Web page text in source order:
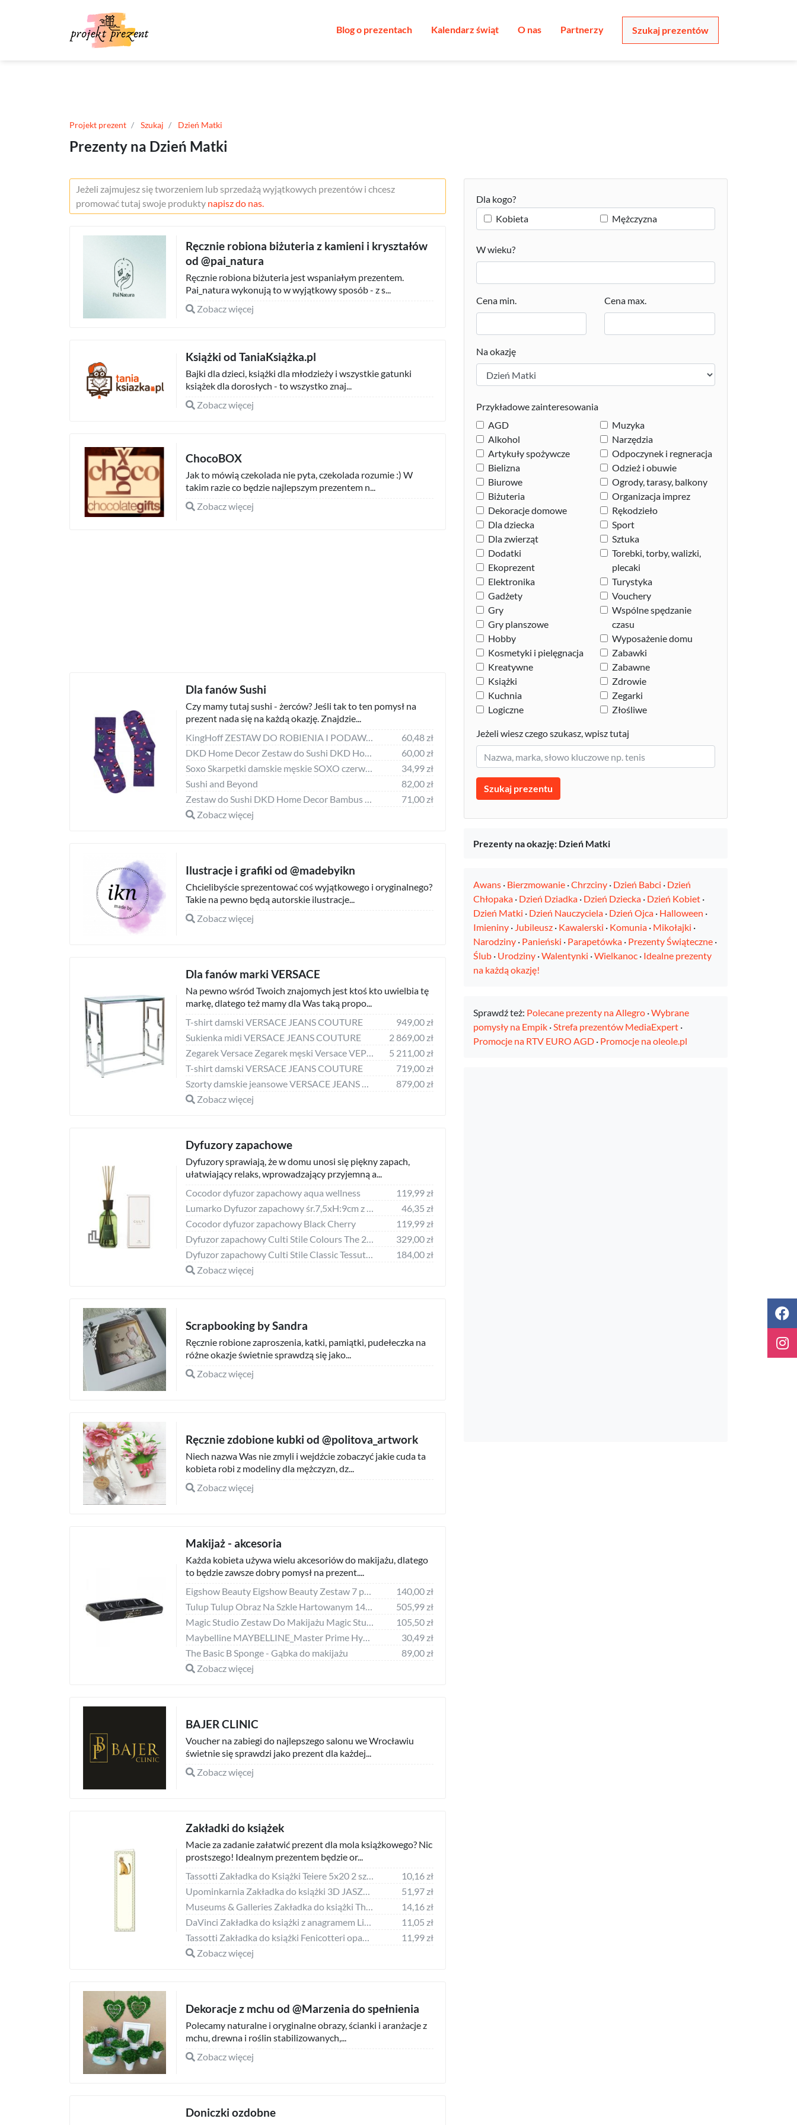
Blog o prezentach Kalendarz świąt O nas Partnerzy Szukaj prezentów
Projekt prezent Szukaj Dzień Matki
Prezenty na Dzień Matki
Jeżeli zajmujesz się tworzeniem lub sprzedażą wyjątkowych prezentów i chcesz
promować tutaj swoje produkty napisz do nas.
Ręcznie robiona biżuteria z kamieni i kryształów
od @pai_natura
Ręcznie robiona biżuteria jest wspaniałym prezentem.
Pai_natura wykonują to w wyjątkowy sposób - z s...
Zobacz więcej
Książki od TaniaKsiążka.pl
Bajki dla dzieci, książki dla młodzieży i wszystkie gatunki
książek dla dorosłych - to wszystko znaj...
Zobacz więcej
ChocoBOX
Jak to mówią czekolada nie pyta, czekolada rozumie :) W
takim razie co będzie najlepszym prezentem n...
Zobacz więcej
Dla fanów Sushi
Czy mamy tutaj sushi - żerców? Jeśli tak to ten pomysł na
prezent nada się na każdą okazję. Znajdzie...
KingHoff ZESTAW DO ROBIENIA I PODAWANIA SUSHI KINGHOFF KH-1704
60,48 zł
DKD Home Decor Zestaw do Sushi DKD Home Decor Bambus Deska (9 pcs) (30 x 10 x 3,5 cm)
60,00 zł
Soxo Skarpetki damskie męskie SOXO czerwone sushi w pudełku 3645
34,99 zł
Sushi and Beyond
82,00 zł
Zestaw do Sushi DKD Home Decor Bambus Kamionka (7 pcs) (28,8 x 19,8 x 3 cm)
71,00 zł
Zobacz więcej
Ilustracje i grafiki od @madebyikn
Chcielibyście sprezentować coś wyjątkowego i oryginalnego?
Takie na pewno będą autorskie ilustracje...
Zobacz więcej
Dla fanów marki VERSACE
Na pewno wśród Twoich znajomych jest ktoś kto uwielbia tę
markę, dlatego też mamy dla Was taką propo...
T-shirt damski VERSACE JEANS COUTURE
949,00 zł
Sukienka midi VERSACE JEANS COUTURE
2 869,00 zł
Zegarek Versace Zegarek męski Versace VEPO00320 czarny
5 211,00 zł
T-shirt damski VERSACE JEANS COUTURE
719,00 zł
Szorty damskie jeansowe VERSACE JEANS COUTURE
879,00 zł
Zobacz więcej
Dyfuzory zapachowe
Dyfuzory sprawiają, że w domu unosi się piękny zapach,
ułatwiający relaks, wprowadzający przyjemną a...
Cocodor dyfuzor zapachowy aqua wellness
119,99 zł
Lumarko Dyfuzor zapachowy śr.7,5xH:9cm z podstawką 14cm
46,35 zł
Cocodor dyfuzor zapachowy Black Cherry
119,99 zł
Dyfuzor zapachowy Culti Stile Colours The 250 ml
329,00 zł
Dyfuzor zapachowy Culti Stile Classic Tessuto 100 ml
184,00 zł
Zobacz więcej
Scrapbooking by Sandra
Ręcznie robione zaproszenia, katki, pamiątki, pudełeczka na
różne okazje świetnie sprawdzą się jako...
Zobacz więcej
Ręcznie zdobione kubki od @politova_artwork
Niech nazwa Was nie zmyli i wejdźcie zobaczyć jakie cuda ta
kobieta robi z modeliny dla mężczyzn, dz...
Zobacz więcej
Makijaż - akcesoria
Każda kobieta używa wielu akcesoriów do makijażu, dlatego
to będzie zawsze dobry pomysł na prezent....
Eigshow Beauty Eigshow Beauty Zestaw 7 pędzli do makijażu model Fresher
140,00 zł
Tulup Tulup Obraz Na Szkle Hartowanym 140x70 Obraz Szklany Idealny makijaż
505,99 zł
Magic Studio Zestaw Do Makijażu Magic Studio Wild Safari Furious Beauty 7 Części
105,50 zł
Maybelline MAYBELLINE_Master Prime Hydrating Primer nawilżająca baza pod makijaż 50 30ml - 3600531400675
30,49 zł
The Basic B Sponge - Gąbka do makijażu
89,00 zł
Zobacz więcej
BAJER CLINIC
Voucher na zabiegi do najlepszego salonu we Wrocławiu
świetnie się sprawdzi jako prezent dla każdej...
Zobacz więcej
Zakładki do książek
Macie za zadanie załatwić prezent dla mola książkowego? Nic
prostszego! Idealnym prezentem będzie or...
Tassotti Zakładka do Książki Teiere 5x20 2 sztuki
10,16 zł
Upominkarnia Zakładka do książki 3D JASZCZURKA
51,97 zł
Museums & Galleries Zakładka do książki The White Rabbit
14,16 zł
DaVinci Zakładka do książki z anagramem Litera G
11,05 zł
Tassotti Zakładka do książki Fenicotteri opakowanie 2 sztuk
11,99 zł
Zobacz więcej
Dekoracje z mchu od @Marzenia do spełnienia
Polecamy naturalne i oryginalne obrazy, ścianki i aranżacje z
mchu, drewna i roślin stabilizowanych,...
Zobacz więcej
Doniczki ozdobne
Dla kogo?
Kobieta
Mężczyzna
W wieku?
Cena min. Cena max.
Na okazję
Przykładowe zainteresowania
AGD
Alkohol
Artykuły spożywcze
Bielizna
Biurowe
Biżuteria
Dekoracje domowe
Dla dziecka
Dla zwierząt
Dodatki
Ekoprezent
Elektronika
Gadżety
Gry
Gry planszowe
Hobby
Kosmetyki i pielęgnacja
Kreatywne
Książki
Kuchnia
Logiczne
Muzyka
Narzędzia
Odpoczynek i regneracja
Odzież i obuwie
Ogrody, tarasy, balkony
Organizacja imprez
Rękodzieło
Sport
Sztuka
Torebki, torby, walizki,
plecaki
Turystyka
Vouchery
Wspólne spędzanie
czasu
Wyposażenie domu
Zabawki
Zabawne
Zdrowie
Zegarki
Złośliwe
Jeżeli wiesz czego szukasz, wpisz tutaj
Szukaj prezentu
Prezenty na okazję: Dzień Matki
Awans· Bierzmowanie·Chrzciny· Dzień Babci · Dzień
Chłopaka· Dzień Dziadka· Dzień Dziecka· Dzień Kobiet·
Dzień Matki · Dzień Nauczyciela· Dzień Ojca· Halloween ·
Imieniny· Jubileusz· Kawalerski · Komunia· Mikołajki ·
Narodziny· Panieński · Parapetówka· Prezenty Świąteczne·
Ślub· Urodziny·Walentynki ·Wielkanoc· Idealne prezenty
na każdą okazję!
Sprawdź też: Polecane prezenty na Allegro ·Wybrane
pomysły na Empik·Strefa prezentów MediaExpert·
Promocje na RTV EURO AGD· Promocje na oleole.pl